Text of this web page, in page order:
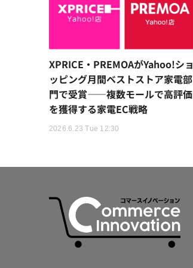
XPRICE・PREMOAがYahoo!ショ
ッピング月間ベストストア家電部
門で受賞——複数モールで高評価
を獲得する家電EC戦略
2026.6.23 Tue 12:30